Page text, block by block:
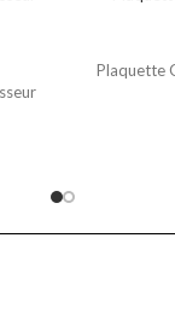
Plaquette